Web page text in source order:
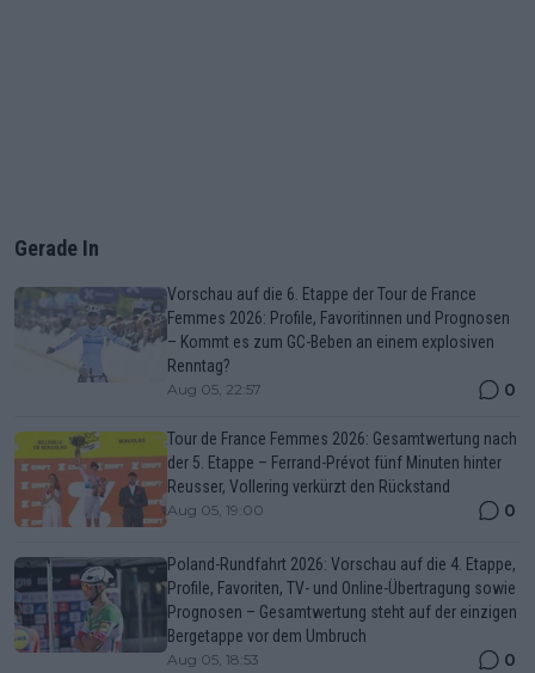
Gerade In
Vorschau auf die 6. Etappe der Tour de France
Femmes 2026: Profile, Favoritinnen und Prognosen
– Kommt es zum GC-Beben an einem explosiven
Renntag?
Aug 05, 22:57 0
Tour de France Femmes 2026: Gesamtwertung nach
der 5. Etappe – Ferrand-Prévot fünf Minuten hinter
Reusser, Vollering verkürzt den Rückstand
Aug 05, 19:00 0
Poland-Rundfahrt 2026: Vorschau auf die 4. Etappe,
Profile, Favoriten, TV- und Online-Übertragung sowie
Prognosen – Gesamtwertung steht auf der einzigen
Bergetappe vor dem Umbruch
Aug 05, 18:53 0